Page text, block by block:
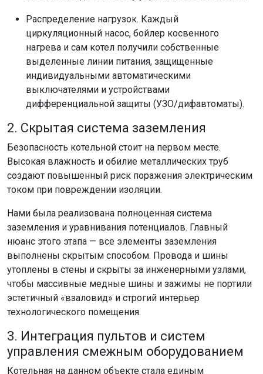
Распределение нагрузок. Каждый
циркуляционный насос, бойлер косвенного
нагрева и сам котел получили собственные
выделенные линии питания, защищенные
индивидуальными автоматическими
выключателями и устройствами
дифференциальной защиты (УЗО/дифавтоматы).
2. Скрытая система заземления
Безопасность котельной стоит на первом месте.
Высокая влажность и обилие металлических труб
создают повышенный риск поражения электрическим
током при повреждении изоляции.
Нами была реализована полноценная система
заземления и уравнивания потенциалов. Главный
нюанс этого этапа — все элементы заземления
выполнены скрытым способом. Провода и шины
утоплены в стены и скрыты за инженерными узлами,
чтобы массивные медные шины и зажимы не портили
эстетичный «взаловид» и строгий интерьер
технологического помещения.
3. Интеграция пультов и систем
управления смежным оборудованием
Котельная на данном объекте стала единым